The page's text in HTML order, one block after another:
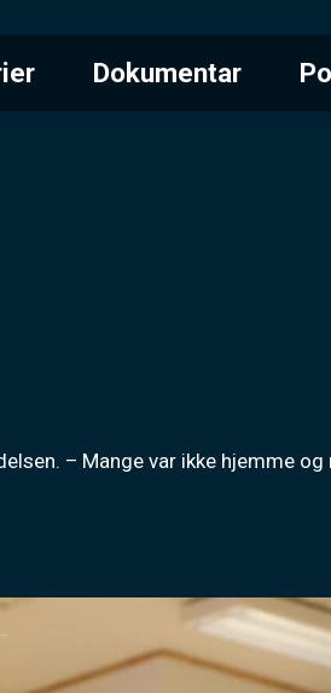
Dokumentar
– Mange var ikke hjemme